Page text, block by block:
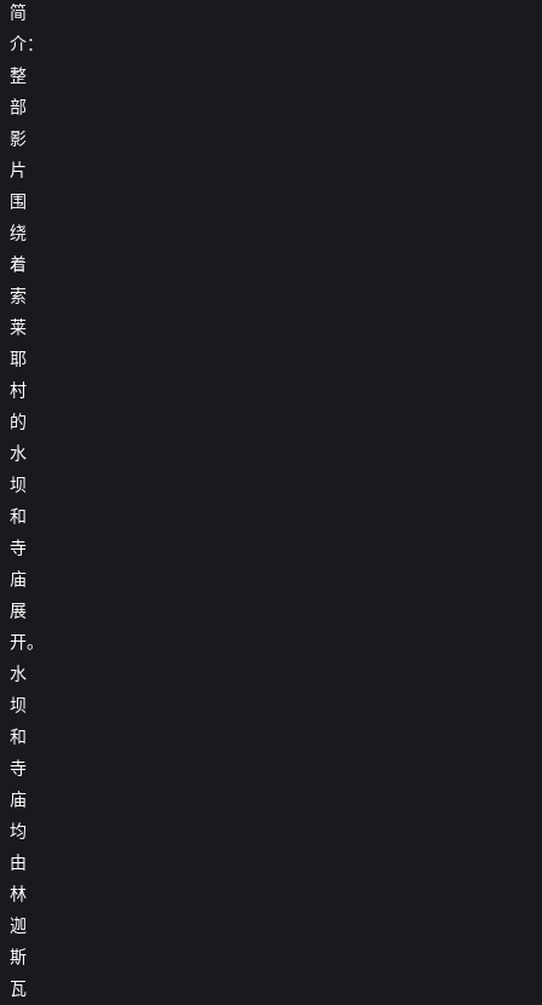
简
介：
整
部
影
片
围
绕
着
索
莱
耶
村
的
水
坝
和
寺
庙
展
开。
水
坝
和
寺
庙
均
由
林
迦
斯
瓦